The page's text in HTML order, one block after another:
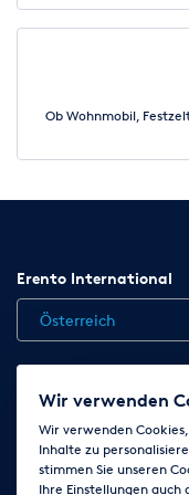
Ob Wohnmobil,
Erento International
Österreich
Jobs Kontakt
AGB
Wir verwenden
Wir verwenden
Inhalte zu
stimmen Sie unseren
Ihre Einstellungen auch